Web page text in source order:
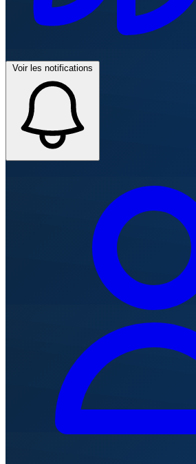
Voir les notifications